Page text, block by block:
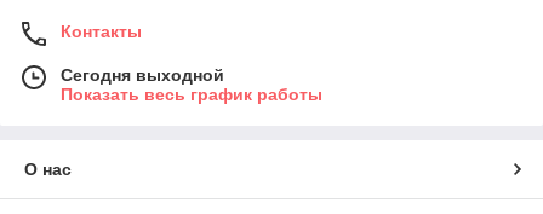
Контакты
Сегодня выходной
Показать весь график работы
О нас